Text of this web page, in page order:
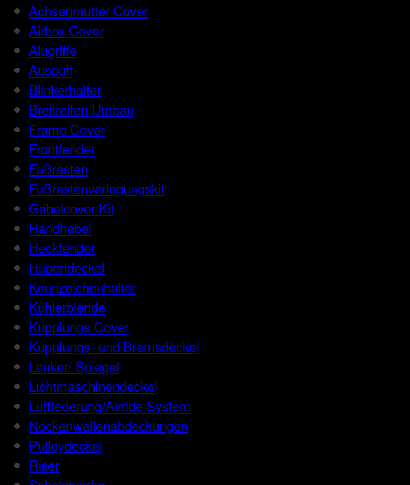
Achsenmutter Cover
Airbox Cover
Alugriffe
Auspuff
Blinkerhalter
Breitreifen Umbau
Frame Cover
Frontfender
Fußrasten
Fußrastenverlegungskit
Gabelcover Kit
Handhebel
Heckfender
Hupendeckel
Kennzeichenhalter
Kühlerblende
Kupplungs Cover
Kupplungs- und Bremsdeckel
Lenker/ Spiegel
Lichtmaschinendeckel
Luftfederung/Airride System
Nockenwellenabdeckungen
Pulleydeckel
Riser